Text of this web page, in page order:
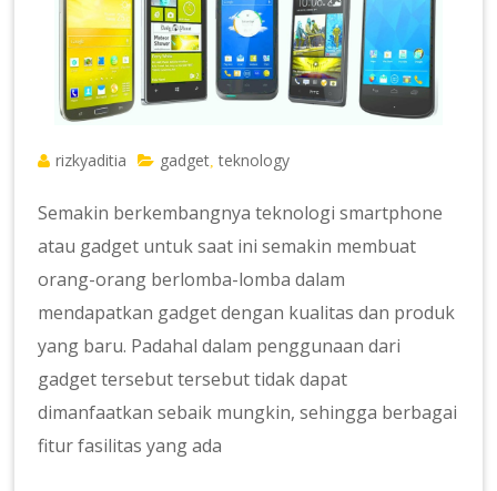
rizkyaditia gadget ,teknology
Semakin berkembangnya teknologi smartphone
atau gadget untuk saat ini semakin membuat
orang-orang berlomba-lomba dalam
mendapatkan gadget dengan kualitas dan produk
yang baru. Padahal dalam penggunaan dari
gadget tersebut tersebut tidak dapat
dimanfaatkan sebaik mungkin, sehingga berbagai
fitur fasilitas yang ada